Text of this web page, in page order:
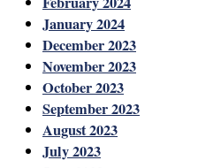
January 2024
December 2023
November 2023
October 2023
September 2023
August 2023
July 2023